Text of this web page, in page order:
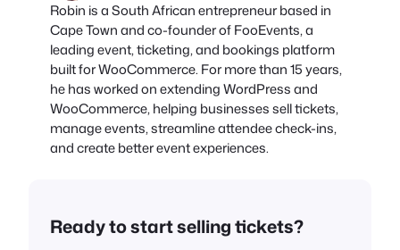
Robin is a South African entrepreneur based in
Cape Town and co-founder of FooEvents, a
leading event, ticketing, and bookings platform
built for WooCommerce. For more than 15 years,
he has worked on extending WordPress and
WooCommerce, helping businesses sell tickets,
manage events, streamline attendee check-ins,
and create better event experiences.
Ready to start selling tickets?